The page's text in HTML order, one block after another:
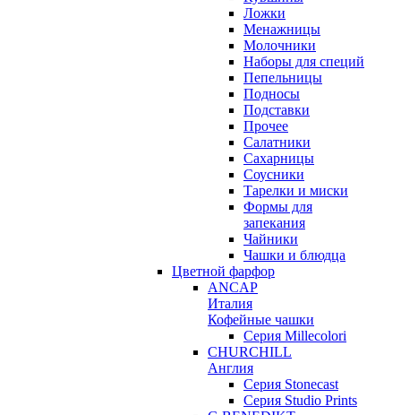
Ложки
Менажницы
Молочники
Наборы для специй
Пепельницы
Подносы
Подставки
Прочее
Салатники
Сахарницы
Соусники
Тарелки и миски
Формы для
запекания
Чайники
Чашки и блюдца
Цветной фарфор
ANCAP
Италия
Кофейные чашки
Серия Millecolori
CHURCHILL
Англия
Серия Stonecast
Серия Studio Prints